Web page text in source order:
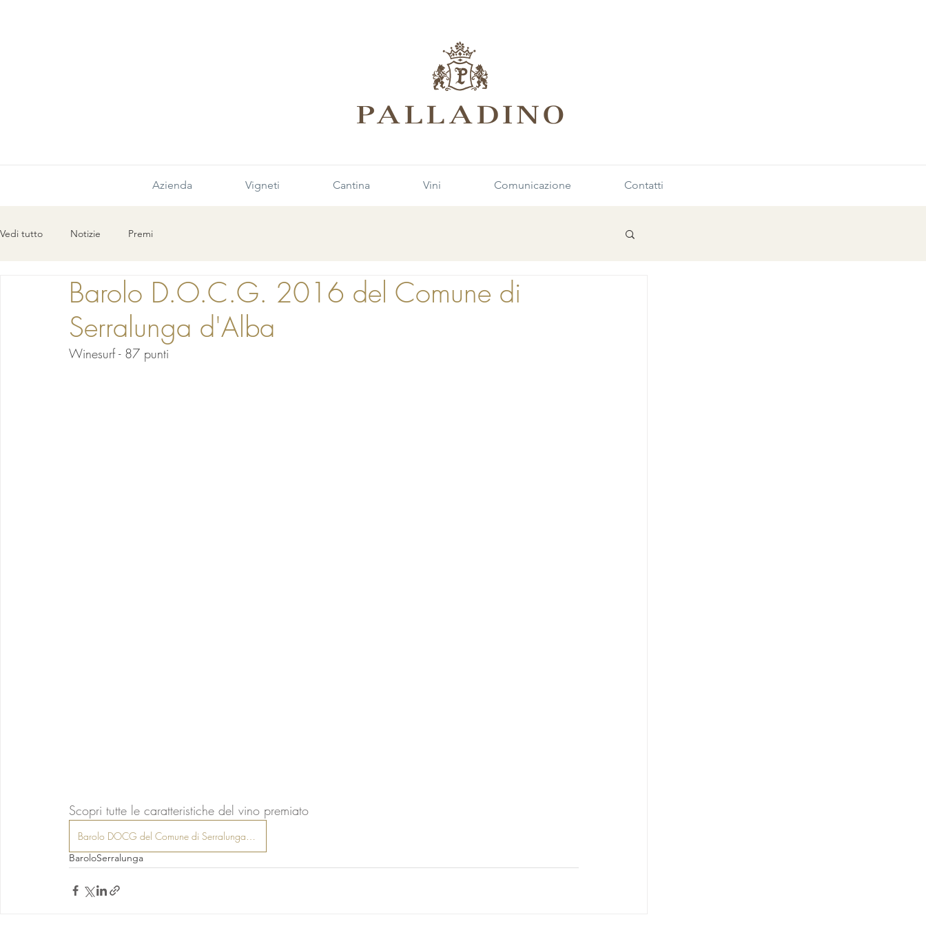
Azienda Vigneti Cantina Vini Comunicazione Contatti
Vedi tutto Notizie Premi
Barolo D.O.C.G. 2016 del Comune di
Serralunga d'Alba
Winesurf - 87 punti
Scopri tutte le caratteristiche del vino premiato
BaroloSerralunga